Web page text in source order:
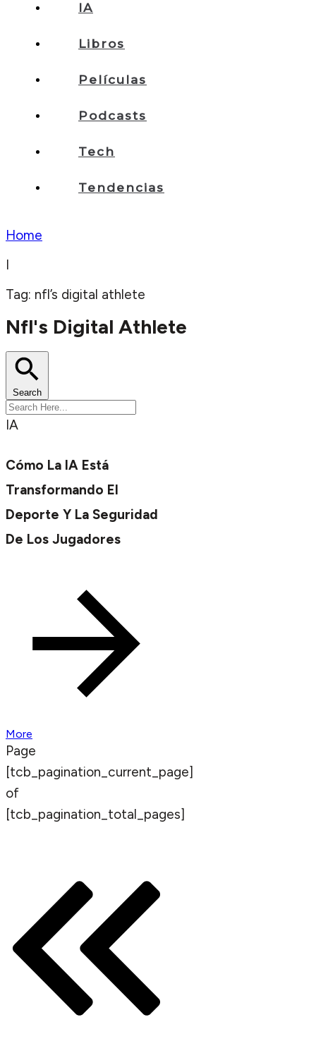
IA
Libros
Películas
Podcasts
Tech
Tendencias
Home
I
Tag: nfl’s digital athlete
Nfl's Digital Athlete
Search
IA
Cómo La IA Está
Transformando El
Deporte Y La Seguridad
De Los Jugadores
More
Page
[tcb_pagination_current_page]
of
[tcb_pagination_total_pages]